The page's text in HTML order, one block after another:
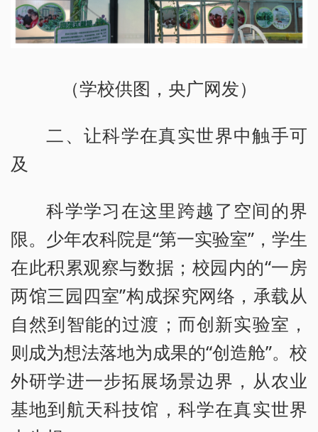
（学校供图，央广网发）
二、让科学在真实世界中触手可
及
科学学习在这里跨越了空间的界
限。少年农科院是“第一实验室”，学生
在此积累观察与数据；校园内的“一房
两馆三园四室”构成探究网络，承载从
自然到智能的过渡；而创新实验室，
则成为想法落地为成果的“创造舱”。校
外研学进一步拓展场景边界，从农业
基地到航天科技馆，科学在真实世界